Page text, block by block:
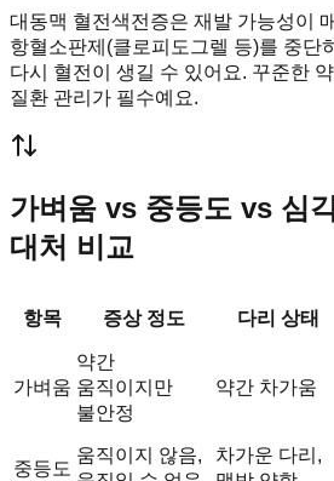
대동맥 혈전색전증은 재발 가능성이
항혈소판제(클로피도그렐 등)를 중단
다시 혈전이 생길 수 있어요. 꾸준한
질환 관리가 필수예요.
가벼움 vs 중등도 vs 심
대처 비교
항목 증상 정도 다리 상태
가벼움
약간
움직이지만
불안정
약간 차가움
중등도
움직이지 않음,
차가운 다리,